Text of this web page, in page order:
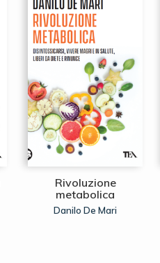
Rivoluzione
metabolica
Danilo De Mari